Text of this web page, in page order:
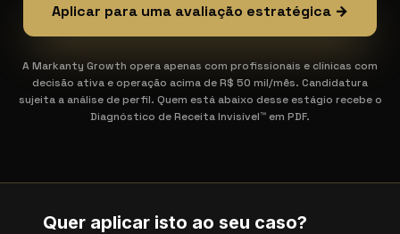
Aplicar para uma avaliação estratégica →
A Markanty Growth opera apenas com profissionais e clínicas com
decisão ativa e operação acima de R$ 50 mil/mês. Candidatura
sujeita a análise de perfil. Quem está abaixo desse estágio recebe o
Diagnóstico de Receita Invisível™ em PDF.
Quer aplicar isto ao seu caso?